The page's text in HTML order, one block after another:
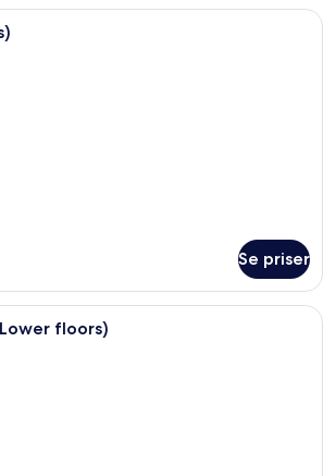
Ett modernt hotellrum med en
Se priser
Ett hotellrum med en säng, en mörk
floors)